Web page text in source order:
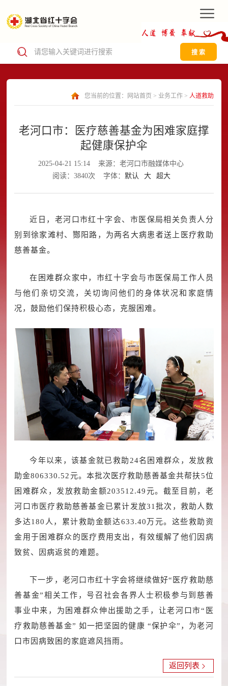
搜 索
您当前的位置： 网站首页 > 业务工作> 人道救助
老河口市：医疗慈善基金为困难家庭撑
起健康保护伞
2025-04-21 15:14
来源：老河口市融媒体中心
阅读：3840次
字体： 默认 大 超大
近日，老河口市红十字会、市医保局相关负责人分
别到徐家滩村、酂阳路，为两名大病患者送上医疗救助
慈善基金。
在困难群众家中，市红十字会与市医保局工作人员
与他们亲切交流，关切询问他们的身体状况和家庭情
况，鼓励他们保持积极心态，克服困难。
今年以来，该基金就已救助24名困难群众，发放救
助金806330.52元。本批次医疗救助慈善基金共帮扶5位
困难群众，发放救助金额203512.49元。 截至目前，老
河口市医疗救助慈善基金已累计发放31批次，救助人数
多达180人，累计救助金额达633.40万元。这些救助资
金用于困难群众的医疗费用支出，有效缓解了他们因病
致贫、因病返贫的难题。
下一步，老河口市红十字会将继续做好“医疗救助慈
善基金”相关工作，号召社会各界人士积极参与到慈善
事业中来，为困难群众伸出援助之手，让老河口市“医
疗救助慈善基金” 如一把坚固的健康 “保护伞”，为老河
口市因病致困的家庭遮风挡雨。
返回列表